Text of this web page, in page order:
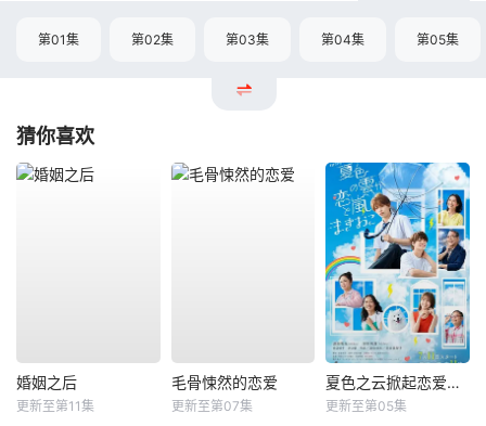
第01集 第02集 第03集 第04集 第05集
猜你喜欢
婚姻之后
更新至第11集
毛骨悚然的恋爱
更新至第07集
夏色之云掀起恋爱与风暴
更新至第05集